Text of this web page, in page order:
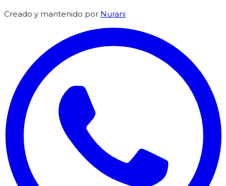
Creado y mantenido por Nurani